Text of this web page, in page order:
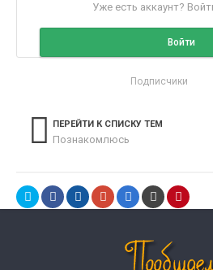
Уже есть аккаунт?
Войти
Подписчики
ПЕРЕЙТИ К СПИСКУ ТЕМ
Познакомлюсь